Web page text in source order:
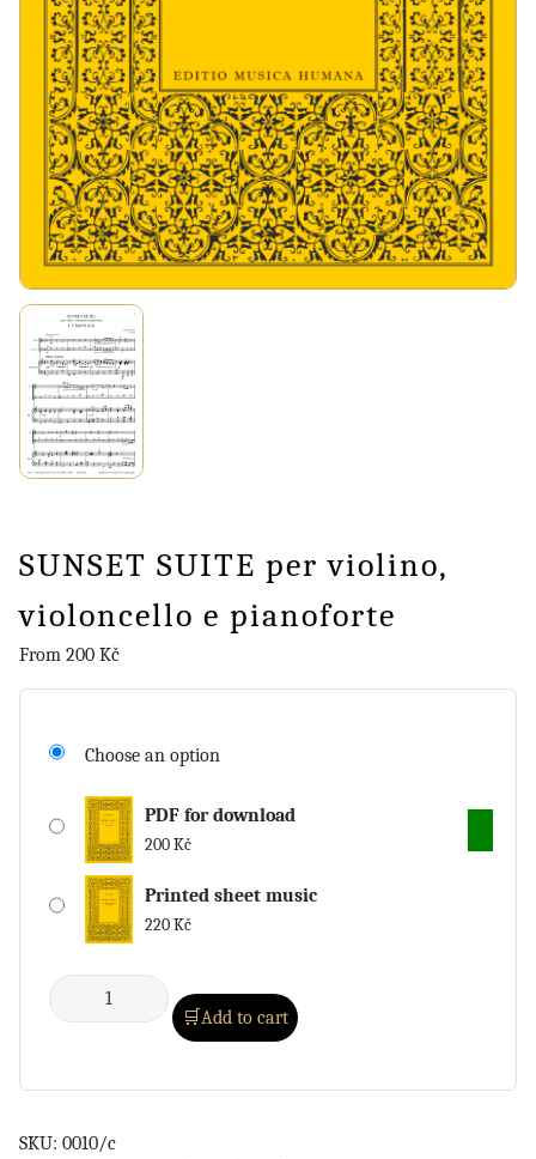
SUNSET SUITE per violino,
violoncello e pianoforte
From 200 Kč
Choose an option
PDF for download
200Kč
Printed sheet music
220Kč
Add to cart
SKU: 0010/c